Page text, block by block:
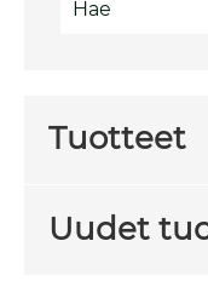
Tuotteet
Uudet